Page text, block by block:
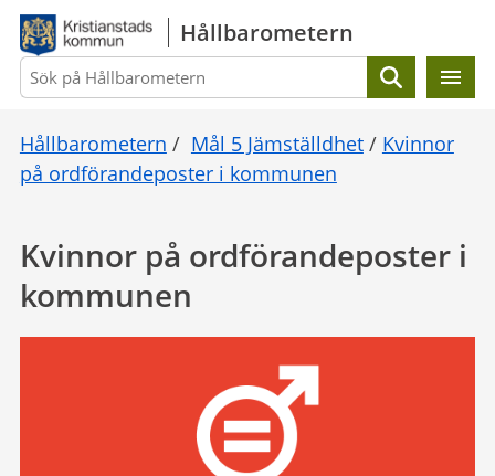
Gå direkt till sidans innehåll
Hållbarometern
Sök
Hållbarometern / Mål 5 Jämställdhet/ Kvinnor
på ordförandeposter i kommunen
Kvinnor på ordförandeposter i
kommunen